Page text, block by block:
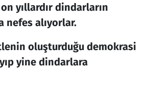
yıllardır dindarların
nefes alıyorlar.
oluşturduğu demokrasi
yine dindarlara